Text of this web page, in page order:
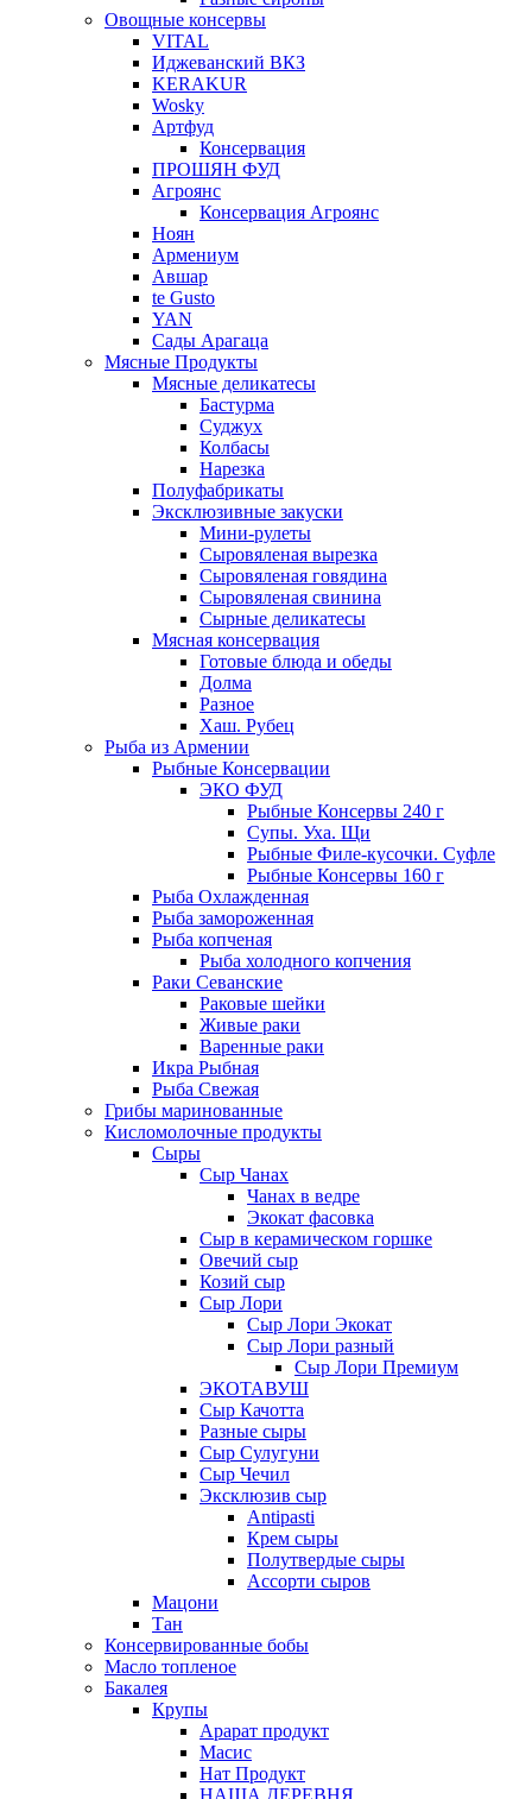
Овощные консервы
VITAL
Иджеванский ВКЗ
KERAKUR
Wosky
Артфуд
Консервация
ПРОШЯН ФУД
Агроянс
Консервация Агроянс
Ноян
Армениум
Авшар
te Gusto
YAN
Сады Арагаца
Мясные Продукты
Мясные деликатесы
Бастурма
Суджух
Колбасы
Нарезка
Полуфабрикаты
Эксклюзивные закуски
Мини-рулеты
Сыровяленая вырезка
Сыровяленая говядина
Сыровяленая свинина
Сырные деликатесы
Мясная консервация
Готовые блюда и обеды
Долма
Разное
Хаш. Рубец
Рыба из Армении
Рыбные Консервации
ЭКО ФУД
Рыбные Консервы 240 г
Супы. Уха. Щи
Рыбные Филе-кусочки. Суфле
Рыбные Консервы 160 г
Рыба Охлажденная
Рыба замороженная
Рыба копченая
Рыба холодного копчения
Раки Севанские
Раковые шейки
Живые раки
Варенные раки
Икра Рыбная
Рыба Свежая
Грибы маринованные
Кисломолочные продукты
Сыры
Сыр Чанах
Чанах в ведре
Экокат фасовка
Сыр в керамическом горшке
Овечий сыр
Козий сыр
Сыр Лори
Сыр Лори Экокат
Сыр Лори разный
Сыр Лори Премиум
ЭКОТАВУШ
Сыр Качотта
Разные сыры
Сыр Сулугуни
Сыр Чечил
Эксклюзив сыр
Antipasti
Крем сыры
Полутвердые сыры
Ассорти сыров
Мацони
Тан
Консервированные бобы
Масло топленое
Бакалея
Крупы
Арарат продукт
Масис
Нат Продукт
НАША ДЕРЕВНЯ